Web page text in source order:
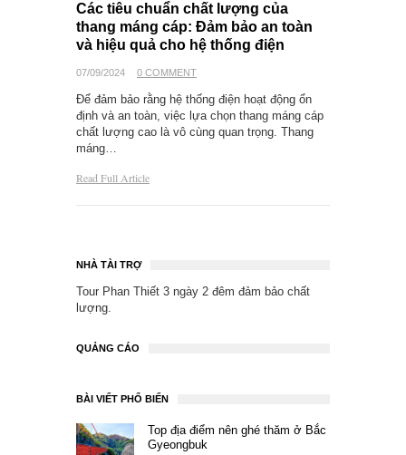
Các tiêu chuẩn chất lượng của
thang máng cáp: Đảm bảo an toàn
và hiệu quả cho hệ thống điện
07/09/2024 0 COMMENT
Để đảm bảo rằng hệ thống điện hoạt động ổn
định và an toàn, việc lựa chọn thang máng cáp
chất lượng cao là vô cùng quan trọng. Thang
máng…
Read Full Article
NHÀ TÀI TRỢ
Tour Phan Thiết 3 ngày 2 đêm đảm bảo chất
lượng.
QUẢNG CÁO
BÀI VIẾT PHỔ BIẾN
Top địa điểm nên ghé thăm ở Bắc
Gyeongbuk